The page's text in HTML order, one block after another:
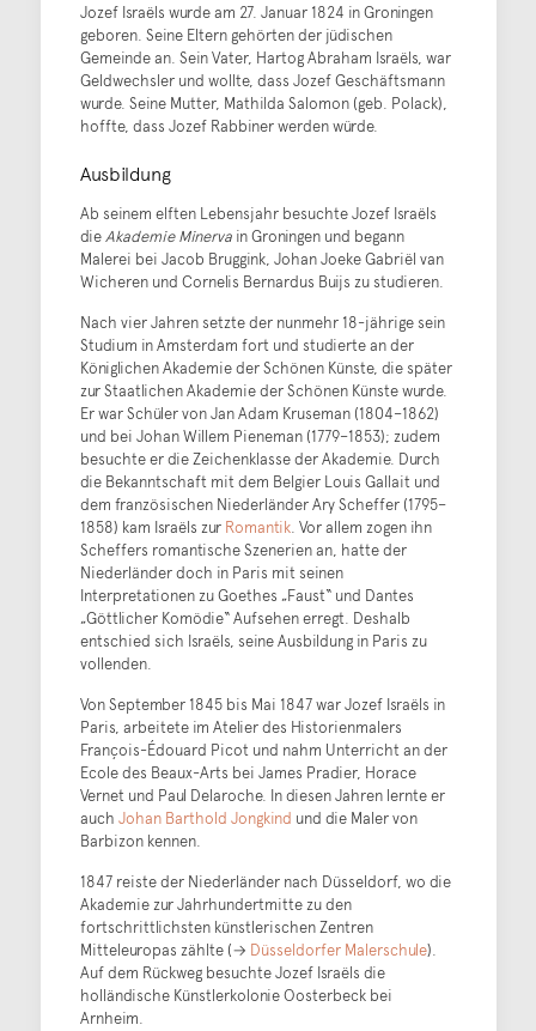
Jozef Israëls wurde am 27. Januar 1824 in Groningen
geboren. Seine Eltern gehörten der jüdischen
Gemeinde an. Sein Vater, Hartog Abraham Israëls, war
Geldwechsler und wollte, dass Jozef Geschäftsmann
wurde. Seine Mutter, Mathilda Salomon (geb. Polack),
hoffte, dass Jozef Rabbiner werden würde.
Ausbildung
Ab seinem elften Lebensjahr besuchte Jozef Israëls
dieAkademie Minervain Groningen und begann
Malerei bei Jacob Bruggink, Johan Joeke Gabriël van
Wicheren und Cornelis Bernardus Buijs zu studieren.
Nach vier Jahren setzte der nunmehr 18-jährige sein
Studium in Amsterdam fort und studierte an der
Königlichen Akademie der Schönen Künste, die später
zur Staatlichen Akademie der Schönen Künste wurde.
Er war Schüler von Jan Adam Kruseman (1804–1862)
und bei Johan Willem Pieneman (1779–1853); zudem
besuchte er die Zeichenklasse der Akademie. Durch
die Bekanntschaft mit dem Belgier Louis Gallait und
dem französischen Niederländer Ary Scheffer (1795–
1858) kam Israëls zur Romantik. Vor allem zogen ihn
Scheffers romantische Szenerien an, hatte der
Niederländer doch in Paris mit seinen
Interpretationen zu Goethes „Faust“ und Dantes
„Göttlicher Komödie“ Aufsehen erregt. Deshalb
entschied sich Israëls, seine Ausbildung in Paris zu
vollenden.
Von September 1845 bis Mai 1847 war Jozef Israëls in
Paris, arbeitete im Atelier des Historienmalers
François-Édouard Picot und nahm Unterricht an der
Ecole des Beaux-Arts bei James Pradier, Horace
Vernet und Paul Delaroche. In diesen Jahren lernte er
auch Johan Barthold Jongkind und die Maler von
Barbizon kennen.
1847 reiste der Niederländer nach Düsseldorf, wo die
Akademie zur Jahrhundertmitte zu den
fortschrittlichsten künstlerischen Zentren
Mitteleuropas zählte (→ Düsseldorfer Malerschule).
Auf dem Rückweg besuchte Jozef Israëls die
holländische Künstlerkolonie Oosterbeck bei
Arnheim.